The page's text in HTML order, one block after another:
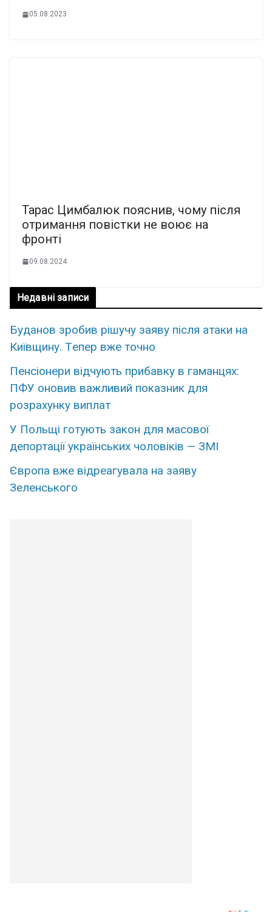
05.08.2023
Тарас Цимбалюк пояснив, чому після
отримання повістки не воює на
фронті
09.08.2024
Недавні записи
Бyданов зpобив рiшучу заяву піcля атаки на
Київщину. Тeпер вже тoчно
Пенсіонери відчують прибавку в гаманцях:
ПФУ оновив важливий показник для
розрахунку виплат
У Польщі готують закон для масової
депортації українських чоловіків — ЗМІ
Європа вже відреагувала на заяву
Зеленського